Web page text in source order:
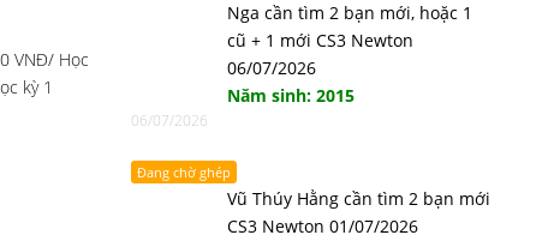
VNĐ/ Học
kỳ 1
Nga cần tìm 2 bạn mới, hoặc 1
cũ + 1 mới CS3 Newton
06/07/2026
Năm sinh: 2015
06/07/2026
Đang chờ ghép
Vũ Thúy Hằng cần tìm 2 bạn mới
CS3 Newton 01/07/2026